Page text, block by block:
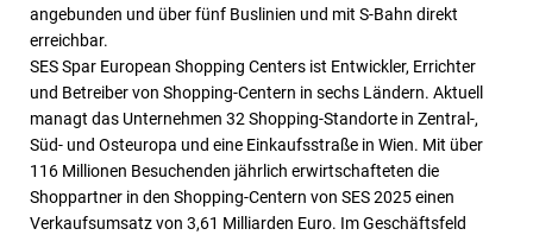
angebunden und über fünf Buslinien und mit S-Bahn direkt
erreichbar.
SES Spar European Shopping Centers ist Entwickler, Errichter
und Betreiber von Shopping-Centern in sechs Ländern. Aktuell
managt das Unternehmen 32 Shopping-Standorte in Zentral-,
Süd- und Osteuropa und eine Einkaufsstraße in Wien. Mit über
116 Millionen Besuchenden jährlich erwirtschafteten die
Shoppartner in den Shopping-Centern von SES 2025 einen
Verkaufsumsatz von 3,61 Milliarden Euro. Im Geschäftsfeld